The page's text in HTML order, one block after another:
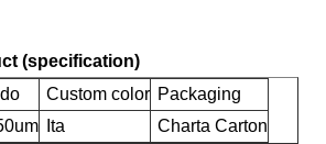
(specification)
Custom color Packaging
Ita Charta Carton